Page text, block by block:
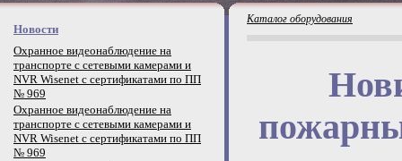
Новости
Охранное видеонаблюдение на
транспорте с сетевыми камерами и
NVR Wisenet с сертификатами по ПП
№ 969
Охранное видеонаблюдение на
транспорте с сетевыми камерами и
NVR Wisenet с сертификатами по ПП
№ 969
Каталог оборудования